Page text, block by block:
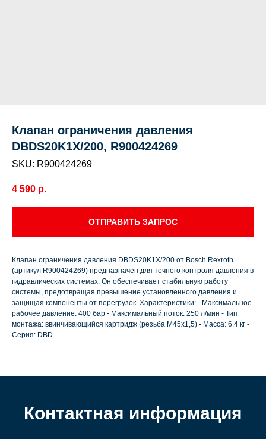
Клапан ограничения давления
DBDS20K1X/200, R900424269
SKU: R900424269
4 590 р.
ОТПРАВИТЬ ЗАПРОС
Клапан ограничения давления DBDS20K1X/200 от Bosch Rexroth
(артикул R900424269) предназначен для точного контроля давления в
гидравлических системах. Он обеспечивает стабильную работу
системы, предотвращая превышение установленного давления и
защищая компоненты от перегрузок. Характеристики: - Максимальное
рабочее давление: 400 бар - Максимальный поток: 250 л/мин - Тип
монтажа: ввинчивающийся картридж (резьба M45x1,5) - Масса: 6,4 кг -
Серия: DBD
Контактная информация